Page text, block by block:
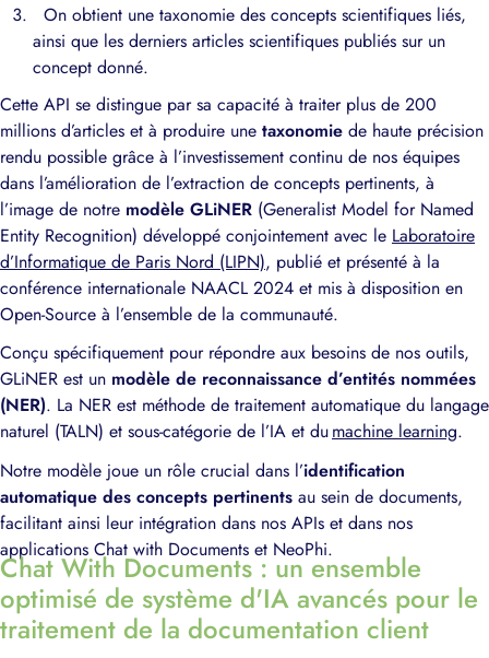
On obtient une taxonomie des concepts scientifiques liés,
ainsi que les derniers articles scientifiques publiés sur un
concept donné.
Cette API se distingue par sa capacité à traiter plus de 200
millions d’articles et à produire une taxonomie de haute précision
rendu possible grâce à l’investissement continu de nos équipes
dans l’amélioration de l’extraction de concepts pertinents, à
l’image de notre modèle GLiNER (Generalist Model for Named
Entity Recognition) développé conjointement avec le Laboratoire
d’Informatique de Paris Nord (LIPN), publié et présenté à la
conférence internationale NAACL 2024 et mis à disposition en
Open-Source à l’ensemble de la communauté.
Conçu spécifiquement pour répondre aux besoins de nos outils,
GLiNER est un modèle de reconnaissance d’entités nommées
(NER). La NER est méthode de traitement automatique du langage
naturel (TALN) et sous-catégorie de l’IA et dumachine learning.
Notre modèle joue un rôle crucial dans l’identification
automatique des concepts pertinents au sein de documents,
facilitant ainsi leur intégration dans nos APIs et dans nos
applications Chat with Documents et NeoPhi.
Chat With Documents : un ensemble
optimisé de système d'IA avancés pour le
traitement de la documentation client